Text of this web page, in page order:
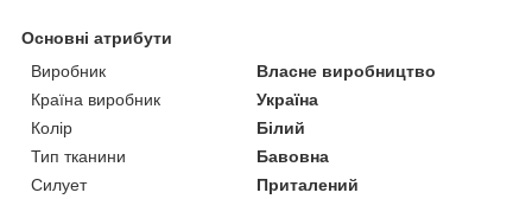
Основні атрибути
Виробник
Власне виробництво
Країна виробник
Україна
Колір
Білий
Тип тканини
Бавовна
Силует
Приталений